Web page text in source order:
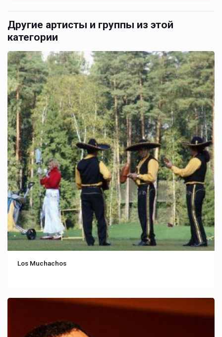
Другие артисты и группы из этой
категории
Los Muchachos